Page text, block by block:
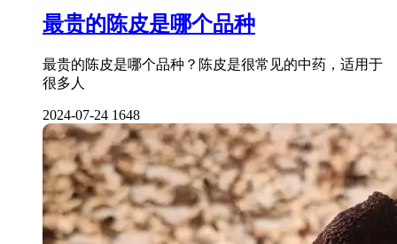
最贵的陈皮是哪个品种
最贵的陈皮是哪个品种？陈皮是很常见的中药，适用于
很多人
2024-07-24 1648